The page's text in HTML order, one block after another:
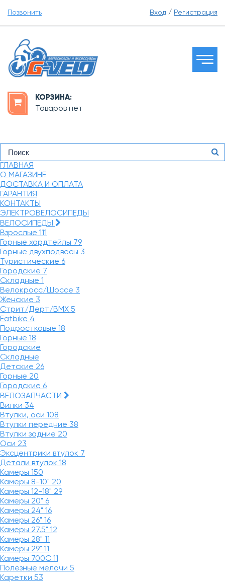
Позвонить Вход / Регистрация
КОРЗИНА:
Товаров нет
ГЛАВНАЯ
О МАГАЗИНЕ
ДОСТАВКА И ОПЛАТА
ГАРАНТИЯ
КОНТАКТЫ
ЭЛЕКТРОВЕЛОСИПЕДЫ
ВЕЛОСИПЕДЫ
Взрослые 111
Горные хардтейлы 79
Горные двухподвесы 3
Туристические 6
Городские 7
Складные 1
Велокросс/Шоссе 3
Женские 3
Стрит/Дерт/BMX 5
Fatbike 4
Подростковые 18
Горные 18
Городские
Складные
Детские 26
Горные 20
Городские 6
ВЕЛОЗАПЧАСТИ
Вилки 34
Втулки, оси 108
Втулки передние 38
Втулки задние 20
Оси 23
Эксцентрики втулок 7
Детали втулок 18
Камеры 150
Камеры 8-10" 20
Камеры 12-18" 29
Камеры 20" 6
Камеры 24" 16
Камеры 26" 16
Камеры 27,5" 12
Камеры 28" 11
Камеры 29" 11
Камеры 700C 11
Полезные мелочи 5
Каретки 53